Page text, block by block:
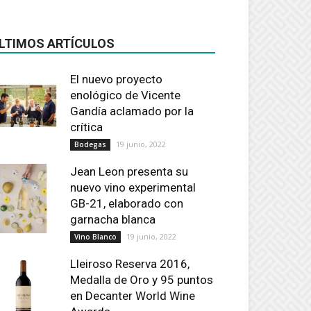
ARTÍCULOS
El nuevo proyecto
enológico de Vicente
Gandía aclamado por la
crítica
Bodegas 19 junio, 2022
Jean Leon presenta su
nuevo vino experimental
GB-21, elaborado con
garnacha blanca
Vino Blanco 19 junio, 2022
Lleiroso Reserva 2016,
Medalla de Oro y 95 puntos
en Decanter World Wine